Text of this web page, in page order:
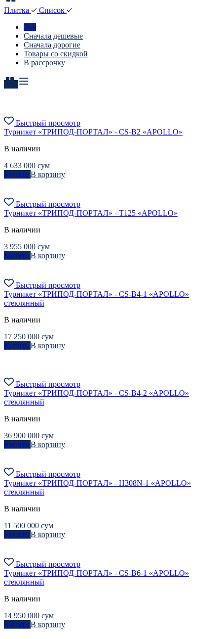
Плитка
Список
Все
Сначала дешевые
Сначала дорогие
Товары со скидкой
В рассрочку
Быстрый просмотр
Турникет «ТРИПОД-ПОРТАЛ» - CS-B2 «APOLLO»
В наличии
4 633 000 сум
Купить В корзину
Быстрый просмотр
Турникет «ТРИПОД-ПОРТАЛ» - Т125 «APOLLO»
В наличии
3 955 000 сум
Купить В корзину
Быстрый просмотр
Турникет «ТРИПОД-ПОРТАЛ» - CS-B4-1 «APOLLO»
стеклянный
В наличии
17 250 000 сум
Купить В корзину
Быстрый просмотр
Турникет «ТРИПОД-ПОРТАЛ» - CS-B4-2 «APOLLO»
стеклянный
В наличии
36 900 000 сум
Купить В корзину
Быстрый просмотр
Турникет «ТРИПОД-ПОРТАЛ» - H308N-1 «APOLLO»
стеклянный
В наличии
11 500 000 сум
Купить В корзину
Быстрый просмотр
Турникет «ТРИПОД-ПОРТАЛ» - CS-B6-1 «APOLLO»
стеклянный
В наличии
14 950 000 сум
Купить В корзину